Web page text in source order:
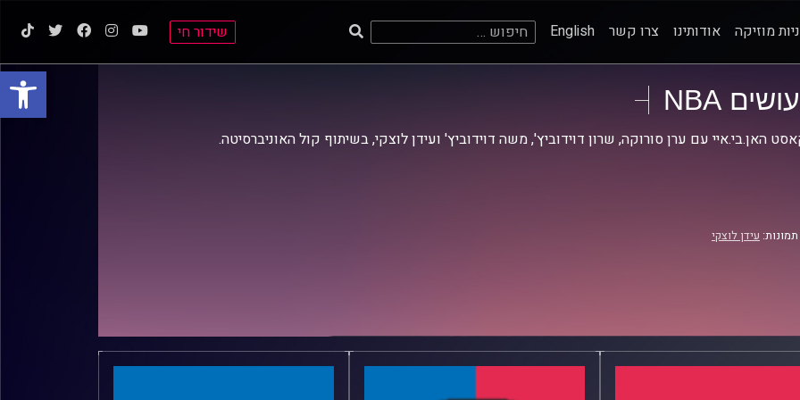
פתח
מוזיקה אודותינו צרו קשר English חיפוש: שידור חי
עושים NBA
האן.בי.איי עם ערן סורוקה, שרון דוידוביץ', משה דוידוביץ' ועידן לוצקי, בשיתוף קול האוניברסיטה.
עידן לוצקי